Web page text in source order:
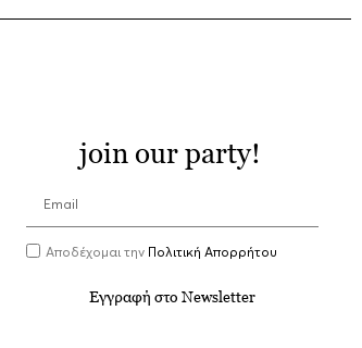
join our party!
Αποδέχομαι την Πολιτική Απορρήτου
Εγγραφή στο Newsletter